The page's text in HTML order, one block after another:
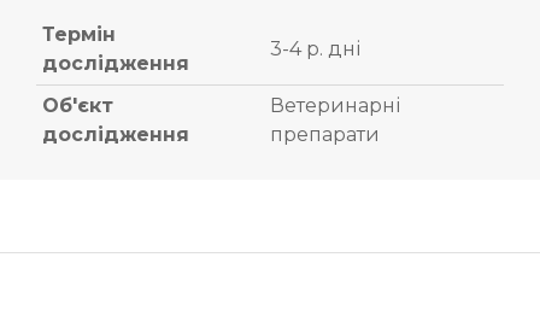
Термін
дослідження
3-4 р. дні
Об'єкт
дослідження
Ветеринарні
препарати